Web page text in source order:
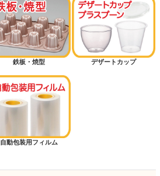
鉄板・焼型 デザートカップ
自動包装用フィルム